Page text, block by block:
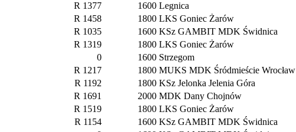
R 1377 1600 Legnica
R 1458 1800 LKS Goniec Żarów
R 1035 1600 KSz GAMBIT MDK Świdnica
R 1319 1800 LKS Goniec Żarów
0 1600 Strzegom
R 1217 1800 MUKS MDK Śródmieście Wrocław
R 1192 1800 KSz Jelonka Jelenia Góra
R 1691 2000 MDK Dany Chojnów
R 1519 1800 LKS Goniec Żarów
R 1154 1600 KSz GAMBIT MDK Świdnica